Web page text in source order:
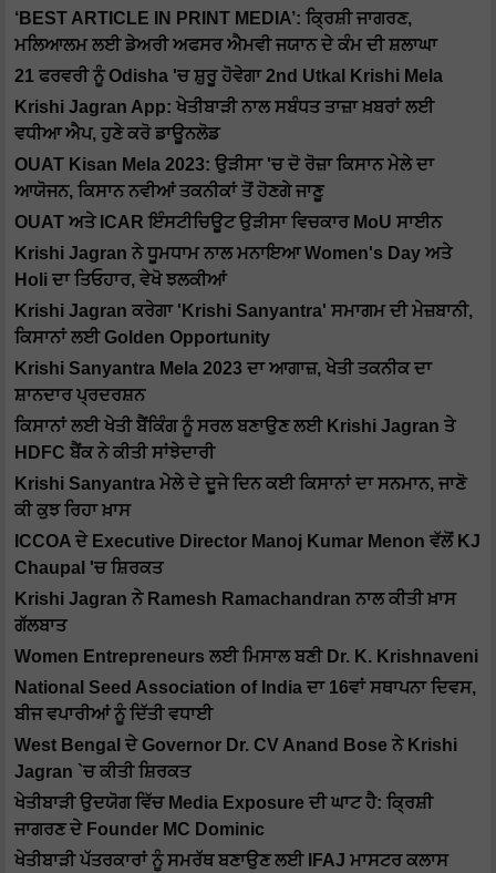
‘BEST ARTICLE IN PRINT MEDIA’: ਕ੍ਰਿਸ਼ੀ ਜਾਗਰਣ,
ਮਲਿਆਲਮ ਲਈ ਡੇਅਰੀ ਅਫਸਰ ਐਮਵੀ ਜਯਾਨ ਦੇ ਕੰਮ ਦੀ ਸ਼ਲਾਘਾ
21 ਫਰਵਰੀ ਨੂੰ Odisha 'ਚ ਸ਼ੁਰੂ ਹੋਵੇਗਾ 2nd Utkal Krishi Mela
Krishi Jagran App: ਖੇਤੀਬਾੜੀ ਨਾਲ ਸਬੰਧਤ ਤਾਜ਼ਾ ਖ਼ਬਰਾਂ ਲਈ
ਵਧੀਆ ਐਪ, ਹੁਣੇ ਕਰੋ ਡਾਊਨਲੋਡ
OUAT Kisan Mela 2023: ਉੜੀਸਾ 'ਚ ਦੋ ਰੋਜ਼ਾ ਕਿਸਾਨ ਮੇਲੇ ਦਾ
ਆਯੋਜਨ, ਕਿਸਾਨ ਨਵੀਆਂ ਤਕਨੀਕਾਂ ਤੋਂ ਹੋਣਗੇ ਜਾਣੂ
OUAT ਅਤੇ ICAR ਇੰਸਟੀਚਿਊਟ ਉੜੀਸਾ ਵਿਚਕਾਰ MoU ਸਾਈਨ
Krishi Jagran ਨੇ ਧੂਮਧਾਮ ਨਾਲ ਮਨਾਇਆ Women's Day ਅਤੇ
Holi ਦਾ ਤਿਓਹਾਰ, ਵੇਖੋ ਝਲਕੀਆਂ
Krishi Jagran ਕਰੇਗਾ 'Krishi Sanyantra' ਸਮਾਗਮ ਦੀ ਮੇਜ਼ਬਾਨੀ,
ਕਿਸਾਨਾਂ ਲਈ Golden Opportunity
Krishi Sanyantra Mela 2023 ਦਾ ਆਗਾਜ਼, ਖੇਤੀ ਤਕਨੀਕ ਦਾ
ਸ਼ਾਨਦਾਰ ਪ੍ਰਦਰਸ਼ਨ
ਕਿਸਾਨਾਂ ਲਈ ਖੇਤੀ ਬੈਂਕਿੰਗ ਨੂੰ ਸਰਲ ਬਣਾਉਣ ਲਈ Krishi Jagran ਤੇ
HDFC ਬੈਂਕ ਨੇ ਕੀਤੀ ਸਾਂਝੇਦਾਰੀ
Krishi Sanyantra ਮੇਲੇ ਦੇ ਦੂਜੇ ਦਿਨ ਕਈ ਕਿਸਾਨਾਂ ਦਾ ਸਨਮਾਨ, ਜਾਣੋ
ਕੀ ਕੁਝ ਰਿਹਾ ਖ਼ਾਸ
ICCOA ਦੇ Executive Director Manoj Kumar Menon ਵੱਲੋਂ KJ
Chaupal 'ਚ ਸ਼ਿਰਕਤ
Krishi Jagran ਨੇ Ramesh Ramachandran ਨਾਲ ਕੀਤੀ ਖ਼ਾਸ
ਗੱਲਬਾਤ
Women Entrepreneurs ਲਈ ਮਿਸਾਲ ਬਣੀ Dr. K. Krishnaveni
National Seed Association of India ਦਾ 16ਵਾਂ ਸਥਾਪਨਾ ਦਿਵਸ,
ਬੀਜ ਵਪਾਰੀਆਂ ਨੂੰ ਦਿੱਤੀ ਵਧਾਈ
West Bengal ਦੇ Governor Dr. CV Anand Bose ਨੇ Krishi
Jagran `ਚ ਕੀਤੀ ਸ਼ਿਰਕਤ
ਖੇਤੀਬਾੜੀ ਉਦਯੋਗ ਵਿੱਚ Media Exposure ਦੀ ਘਾਟ ਹੈ: ਕ੍ਰਿਸ਼ੀ
ਜਾਗਰਣ ਦੇ Founder MC Dominic
ਖੇਤੀਬਾੜੀ ਪੱਤਰਕਾਰਾਂ ਨੂੰ ਸਮਰੱਥ ਬਣਾਉਣ ਲਈ IFAJ ਮਾਸਟਰ ਕਲਾਸ